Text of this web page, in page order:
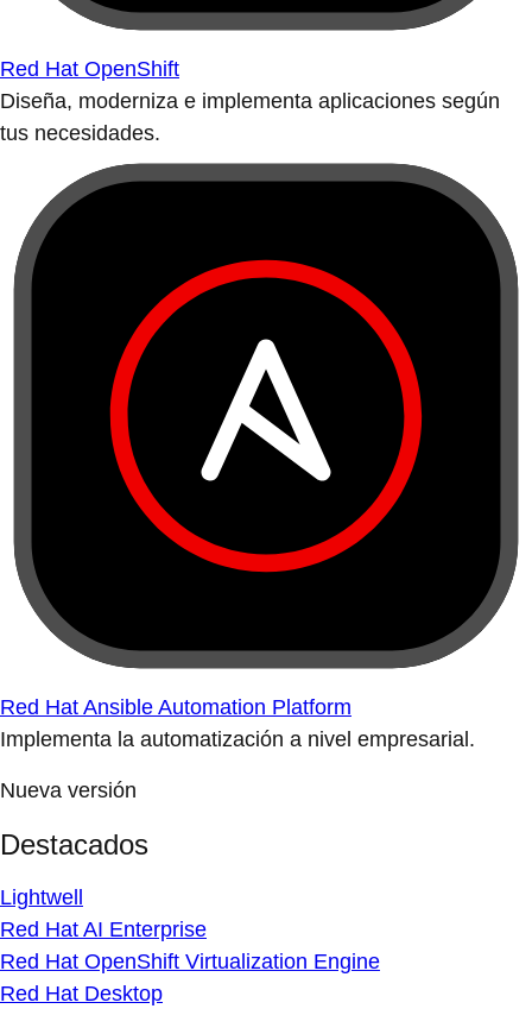
Red Hat OpenShift
Diseña, moderniza e implementa aplicaciones según
tus necesidades.
Red Hat Ansible Automation Platform
Implementa la automatización a nivel empresarial.
Nueva versión
Destacados
Lightwell
Red Hat AI Enterprise
Red Hat OpenShift Virtualization Engine
Red Hat Desktop